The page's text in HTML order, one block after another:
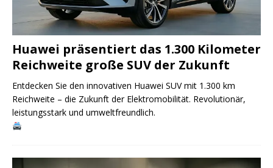
Huawei präsentiert das 1.300 Kilometer
Reichweite große SUV der Zukunft
Entdecken Sie den innovativen Huawei SUV mit 1.300 km
Reichweite – die Zukunft der Elektromobilität. Revolutionär,
leistungsstark und umweltfreundlich.